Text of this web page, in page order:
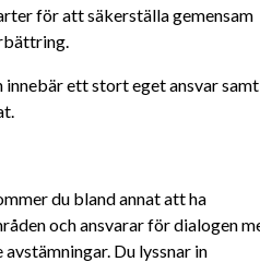
för att säkerställa gemensam
ett stort eget ansvar samt
du bland annat att ha
och ansvarar för dialogen
Du lyssnar in